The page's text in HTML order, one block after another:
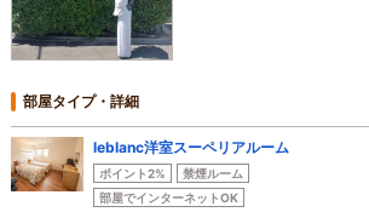
部屋タイプ・詳細
leblanc洋室スーペリアルーム
ポイント2%
禁煙ルーム
部屋でインターネットOK